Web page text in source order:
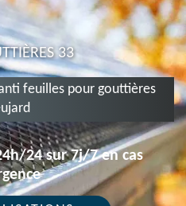
33
feuilles pour gouttières
24 sur 7j/7 en cas